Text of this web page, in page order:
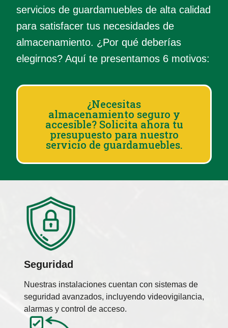
servicios de guardamuebles de alta calidad
para satisfacer tus necesidades de
almacenamiento. ¿Por qué deberías
elegirnos? Aquí te presentamos 6 motivos:
¿Necesitas
almacenamiento seguro y
accesible? Solicita ahora tu
presupuesto para nuestro
servicio de guardamuebles.
Seguridad
Nuestras instalaciones cuentan con sistemas de
seguridad avanzados, incluyendo videovigilancia,
alarmas y control de acceso.